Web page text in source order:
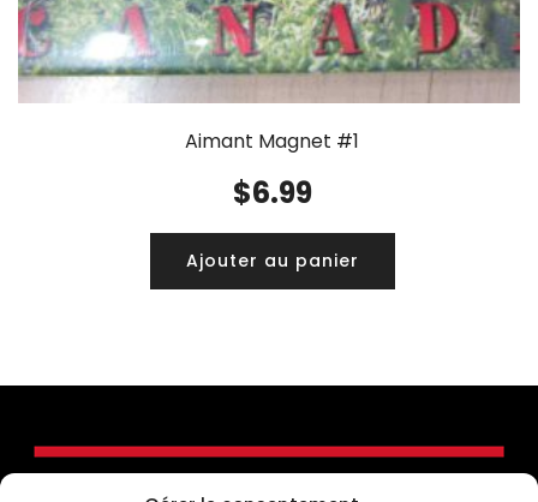
Aimant Magnet #1
$6.99
Ajouter au panier